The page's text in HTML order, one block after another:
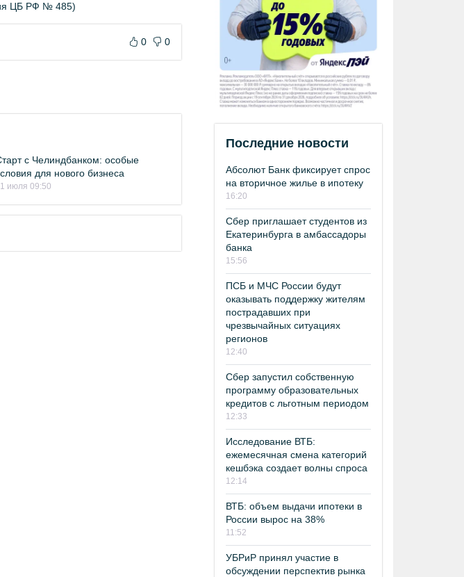
ЦБ РФ № 485)
0 0
с Челиндбанком: особые
для нового бизнеса
июля 09:50
Последние новости
Абсолют Банк фиксирует спрос
на вторичное жилье в ипотеку
16:20
Сбер приглашает студентов из
Екатеринбурга в амбассадоры
банка
15:56
ПСБ и МЧС России будут
оказывать поддержку жителям
пострадавших при
чрезвычайных ситуациях
регионов
12:40
Сбер запустил собственную
программу образовательных
кредитов с льготным периодом
12:33
Исследование ВТБ:
ежемесячная смена категорий
кешбэка создает волны спроса
12:14
ВТБ: объем выдачи ипотеки в
России вырос на 38%
11:52
УБРиР принял участие в
обсуждении перспектив рынка